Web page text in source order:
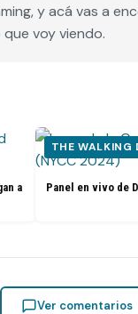
y acá vas a
voy viendo.
a
THE WALKING
Panel en vivo de
Ver comentarios